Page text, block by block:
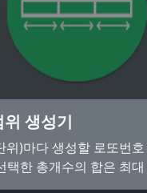
생성기
위)마다 생성할 로또번
택한 총개수의 합은 최